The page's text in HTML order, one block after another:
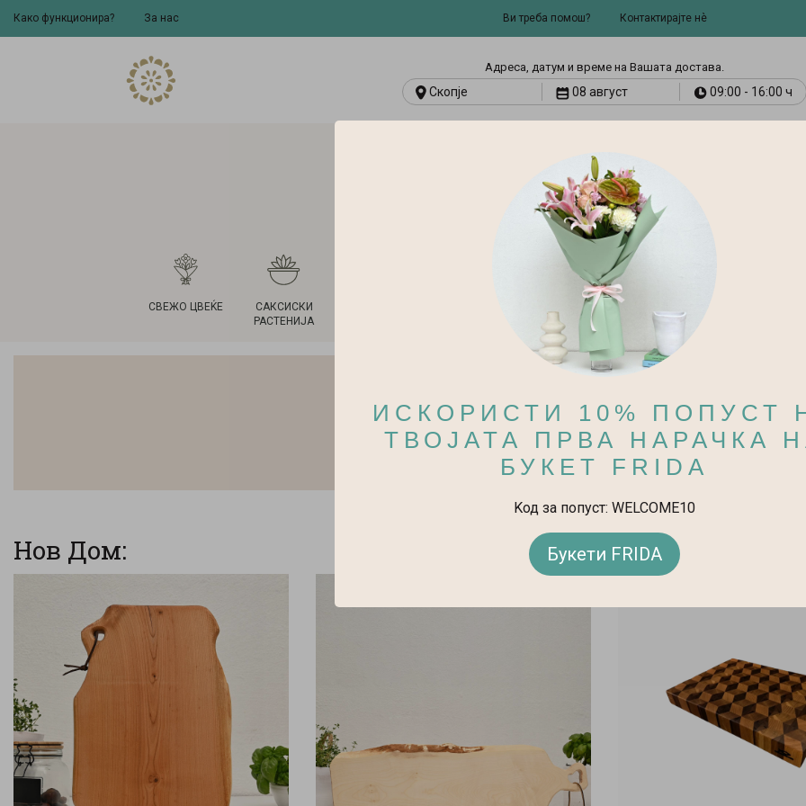
Како функционира? За нас Ви треба помош? Контактирајте нѐ
Адресa, датум и време на Вашата достава.
Скопје 08 август 09:00 - 16:00 ч
СВЕЖО ЦВЕЌЕ
САКСИСКИ
РАСТЕНИЈА
ТЕКСТИЛНИ
ПРОИЗВОДИ
ТЕРАПИЈА
Нов Дом
Нов Дом
Нов Дом:
ИСКОРИСТИ 10% ПОПУСТ
ТВОЈАТА ПРВА НАРАЧКА
БУКЕТ FRIDA
Kод за попуст: WELCOME10
Букети FRIDA